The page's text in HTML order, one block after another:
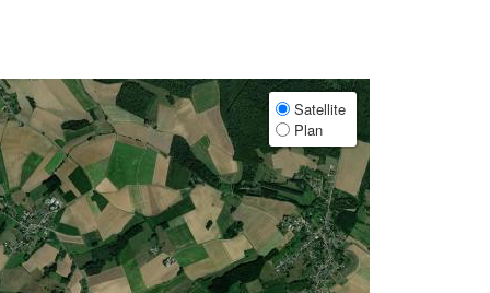
Satellite
Plan